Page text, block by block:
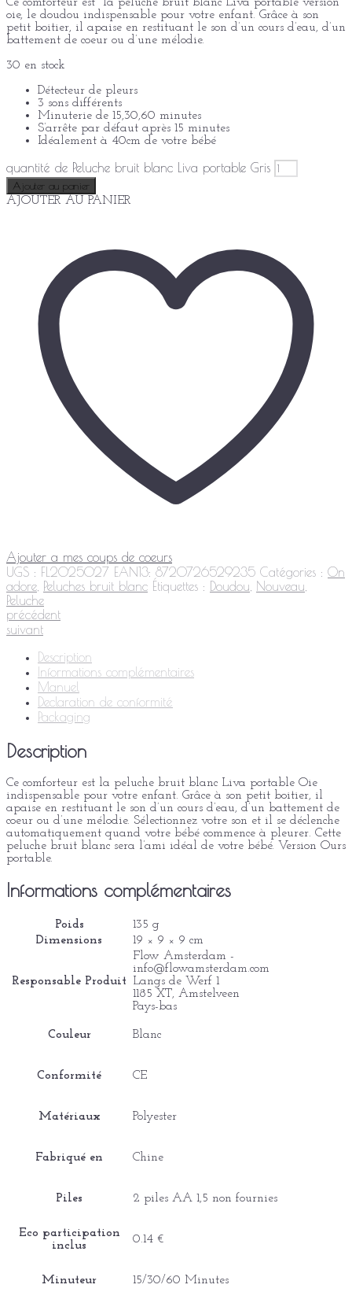
Ce comforteur est la peluche bruit blanc Liva portable version
oie, le doudou indispensable pour votre enfant. Grâce à son
petit boitier, il apaise en restituant le son d’un cours d’eau, d’un
battement de coeur ou d’une mélodie.
30 en stock
Détecteur de pleurs
3 sons différents
Minuterie de 15,30,60 minutes
S’arrête par défaut après 15 minutes
Idéalement à 40cm de votre bébé
quantité de Peluche bruit blanc Liva portable Gris
Ajouter au panier
AJOUTER AU PANIER
Ajouter a mes coups de coeurs
UGS : FL2025027 EAN13: 8720726529235 Catégories : On
adore Peluches bruit blanc Étiquettes : Doudou Nouveau
Peluche
précédent
suivant
Description
Informations complémentaires
Manuel
Declaration de conformité
Packaging
Description
Ce comforteur est la peluche bruit blanc Liva portable Oie
indispensable pour votre enfant. Grâce à son petit boitier, il
apaise en restituant le son d’un cours d’eau, d’un battement de
coeur ou d’une mélodie. Sélectionnez votre son et il se déclenche
automatiquement quand votre bébé commence à pleurer. Cette
peluche bruit blanc sera l’ami idéal de votre bébé. Version Ours
portable.
Informations complémentaires
Poids
135 g
Dimensions
19 × 9 × 9 cm
Responsable Produit
Flow Amsterdam -
info@flowamsterdam.com
Langs de Werf 1
1185 XT, Amstelveen
Pays-bas
Couleur Blanc
Conformité CE
Matériaux Polyester
Fabriqué en Chine
Piles 2 piles AA 1,5 non fournies
Eco participation
inclus
0.14 €
Minuteur 15/30/60 Minutes